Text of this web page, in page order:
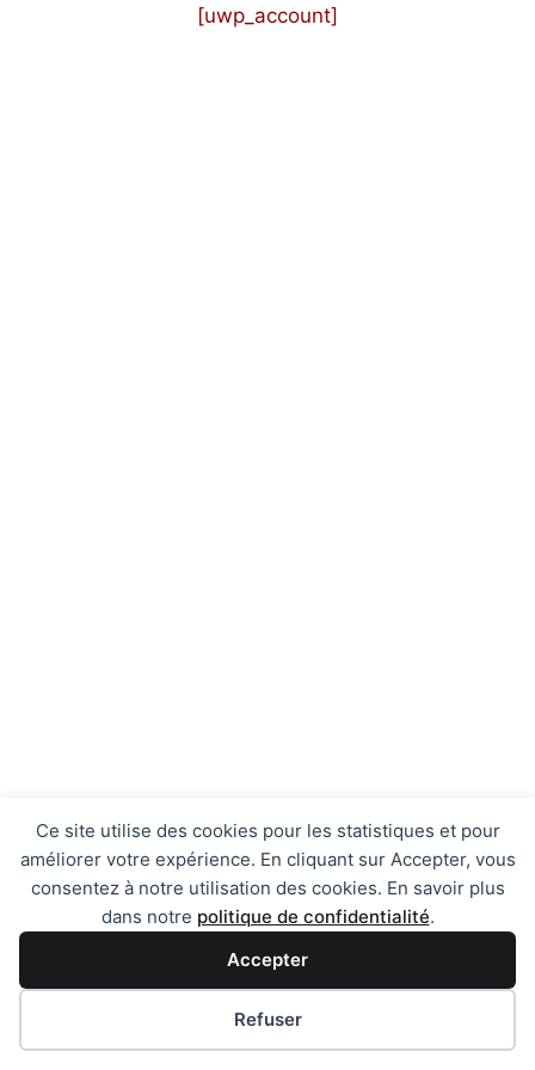
[uwp_account]
Ce site utilise des cookies pour les statistiques et pour
améliorer votre expérience. En cliquant sur Accepter, vous
consentez à notre utilisation des cookies. En savoir plus
dans notre politique de confidentialité.
Accepter
Refuser
Préférences des cookies